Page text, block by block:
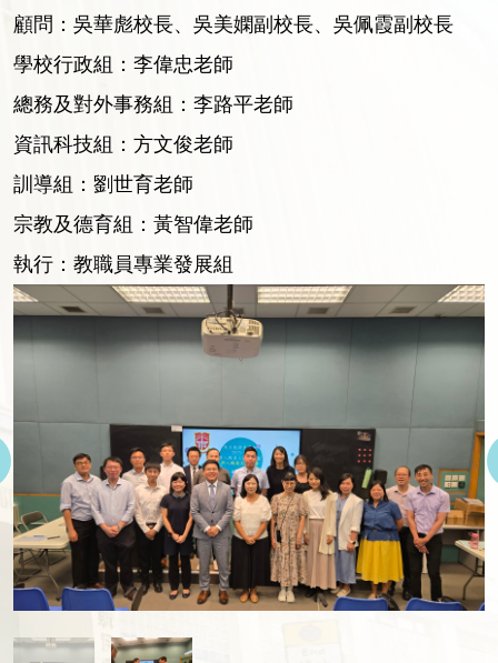
顧問：吳華彪校長、吳美嫻副校長、吳佩霞副校長
學校行政組：李偉忠老師
總務及對外事務組：李路平老師
資訊科技組：方文俊老師
訓導組：劉世育老師
宗教及德育組：黃智偉老師
執行：教職員專業發展組